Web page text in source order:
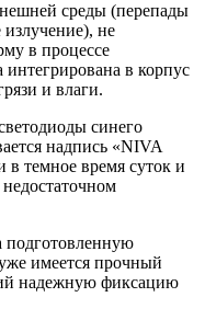
среды (перепады
излучение), не
в процессе
интегрирована в корпус
и влаги.
синего
надпись «NIVA
в темное время суток и
подготовленную
имеется прочный
надежную фиксацию